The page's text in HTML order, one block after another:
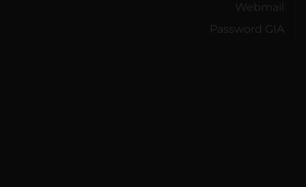
Webmail
Password GIA